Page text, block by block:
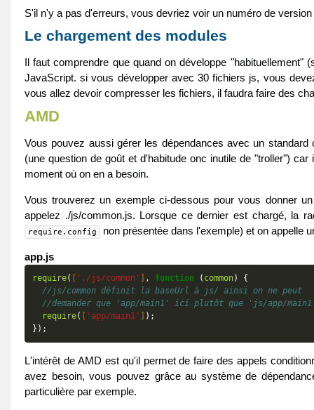
S'il n'y a pas d'erreurs, vous devriez voir un numéro de
Le chargement des modules
Il faut comprendre que quand on développe
JavaScript. si vous développer avec 30 fichiers js, vous
vous allez devoir compresser les fichiers, il faudra faire des
AMD
Vous pouvez aussi gérer les dépendances avec un
(une question de goût et d'habitude onc inutile de "troller")
moment où on en a besoin.
Vous trouverez un exemple ci-dessous pour vous donner
appelez ./js/common.js. Lorsque ce dernier est chargé, la
require.config non présentée dans l'exemple) et on appelle
app.js
require( './js/common' , function ( common)
{
//js/common définit la baseUrl à js/ ainsi on ne peut
//demander que 'app/main1' ici plutôt que 'js/app/
require( 'app/main1'
);
});
L'intérêt de AMD est qu'il permet de faire des appels
avez besoin, vous pouvez grâce au système de
particulière par exemple.